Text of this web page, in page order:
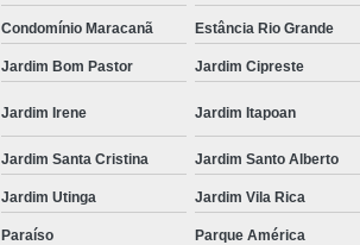
Condomínio Maracanã Estância Rio Grande
Jardim Bom Pastor Jardim Cipreste
Jardim Irene Jardim Itapoan
Jardim Santa Cristina Jardim Santo Alberto
Jardim Utinga Jardim Vila Rica
Paraíso Parque América